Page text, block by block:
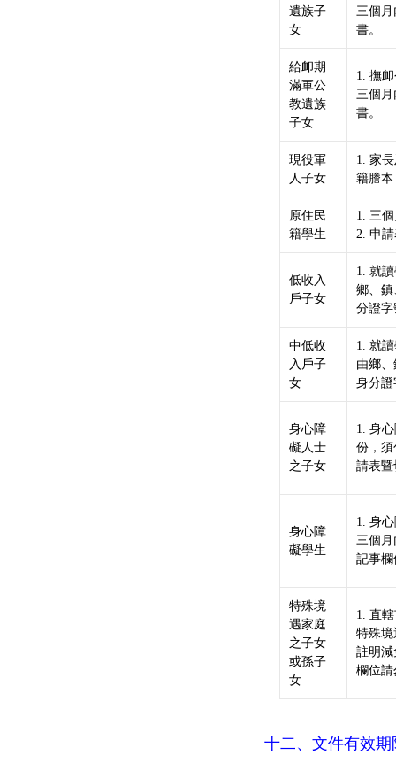
遺族子
女
三個
書。
給卹期
滿軍公
教遺族
子女
1. 撫
三個
書。
現役軍
人子女
1. 家
籍謄本
原住民
籍學生
1. 三
2. 申
低收入
戶子女
1. 就
鄉、
分證字
中低收
入戶子
女
1. 就
由鄉
身分證
身心障
礙人士
之子女
1. 身
份，須
請表
身心障
礙學生
1. 身
三個
記事欄
特殊境
遇家庭
之子女
或孫子
女
1. 直
特殊
註明減
欄位請
十二、文件有效期